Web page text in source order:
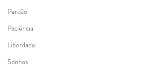
Perdão
Paciência
Liberdade
Sonhos